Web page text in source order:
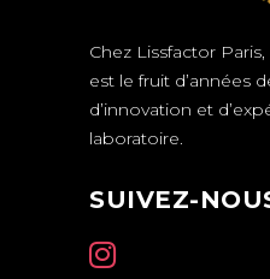
Chez Lissfactor
est le fruit d’années
d’innovation et
laboratoire.
SUIVEZ-